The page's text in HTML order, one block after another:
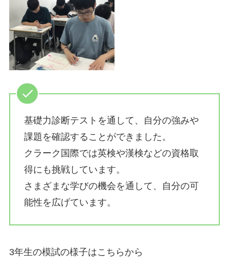
基礎力診断テストを通して、自分の強みや
課題を確認することができました。
クラーク国際では英検や漢検などの資格取
得にも挑戦しています。
さまざまな学びの機会を通して、自分の可
能性を広げています。
3年生の模試の様子はこちらから